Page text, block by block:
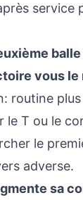
service
vous le
routine
le T ou le
le
adverse.
sa